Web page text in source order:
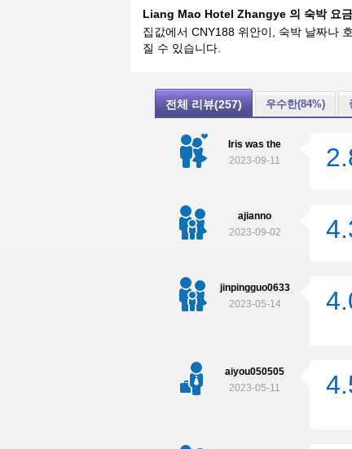
Liang Mao Hotel Zhangye 의 숙박 요
집값에서 CNY188 위안이, 숙박 날짜나
질 수 있습니다.
전체 리뷰(257) 우수한(84%)
Iris was the
2023-09-11
ajianno
2023-09-02
jinpingguo0633
2023-05-14
aiyou050505
2023-05-11